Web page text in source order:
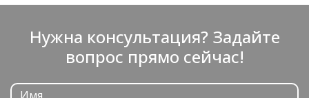
Нужна консультация? Задайте
вопрос прямо сейчас!